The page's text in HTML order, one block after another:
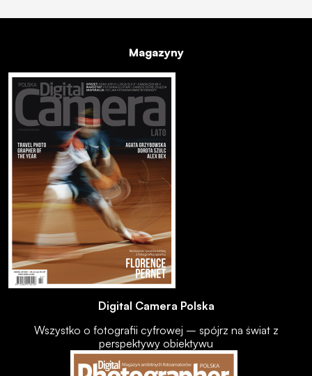
Magazyny
Digital Camera Polska
Wszystko o fotografii cyfrowej – spójrz na świat z
perspektywy obiektywu